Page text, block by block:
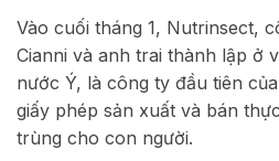
Vào cuối tháng 1, Nutrinsect,
Cianni và anh trai thành lập ở
nước Ý, là công ty đầu tiên
giấy phép sản xuất và bán
trùng cho con người.